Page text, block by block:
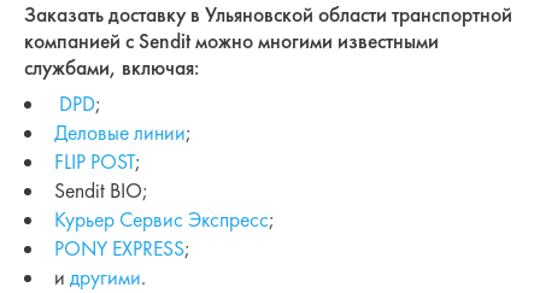
Заказать доставку в Ульяновской области транспортной
компанией с Sendit можно многими известными
службами, включая:
DPD;
Деловые линии;
FLIP POST;
Sendit BIO;
Курьер Сервис Экспресс;
PONY EXPRESS;
и другими.